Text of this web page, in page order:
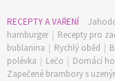
RECEPTY A VAŘENÍ
hamburger | Recepty pro
bublanina | Rychlý oběd |
polévka | Lečo | Domácí
Zapečené brambory s